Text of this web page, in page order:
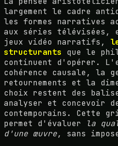
largement le cadre
les formes narratives
aux séries télévisées,
jeux vidéo narratifs,
structurants que le
continuent d'opérer.
cohérence causale, la
retournements et la
choix restent des
analyser et concevoir
contemporains. Cette
permet d'évaluer
la
d'une œuvre, sans